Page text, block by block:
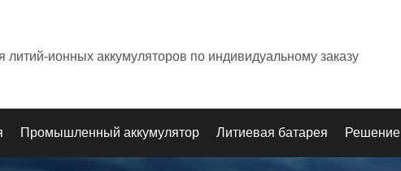
литий-ионных аккумуляторов по индивидуальному заказу
Промышленный аккумулятор Литиевая батарея Решение